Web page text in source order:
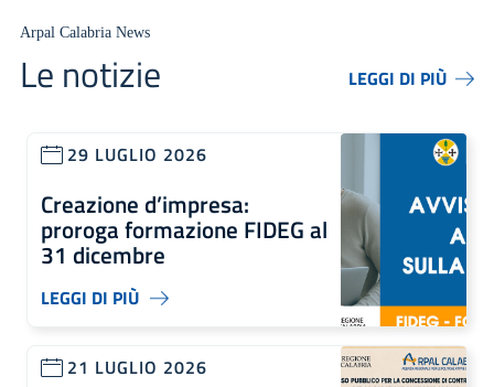
Arpal Calabria News
Le notizie LEGGI DI PIÙ
29 LUGLIO 2026
Creazione d’impresa:
proroga formazione FIDEG al
31 dicembre
LEGGI DI PIÙ
21 LUGLIO 2026